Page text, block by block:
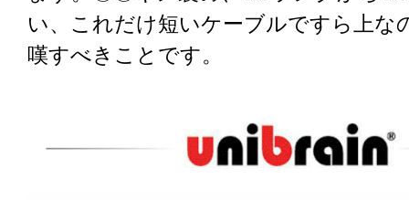
い、これだけ短いケーブルですら上な
嘆すべきことです。